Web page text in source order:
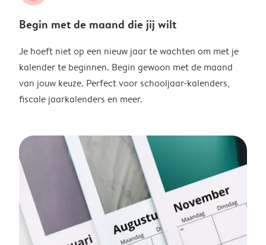
Begin met de maand die jij wilt
Je hoeft niet op een nieuw jaar te wachten om met je
kalender te beginnen. Begin gewoon met de maand
van jouw keuze. Perfect voor schooljaar-kalenders,
fiscale jaarkalenders en meer.